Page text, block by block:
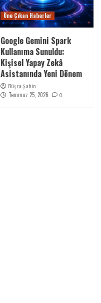
Öne Çıkan Haberler
Google Gemini Spark
Kullanıma Sunuldu:
Kişisel Yapay Zekâ
Asistanında Yeni Dönem
Büşra Şahin
Temmuz 25, 2026 0